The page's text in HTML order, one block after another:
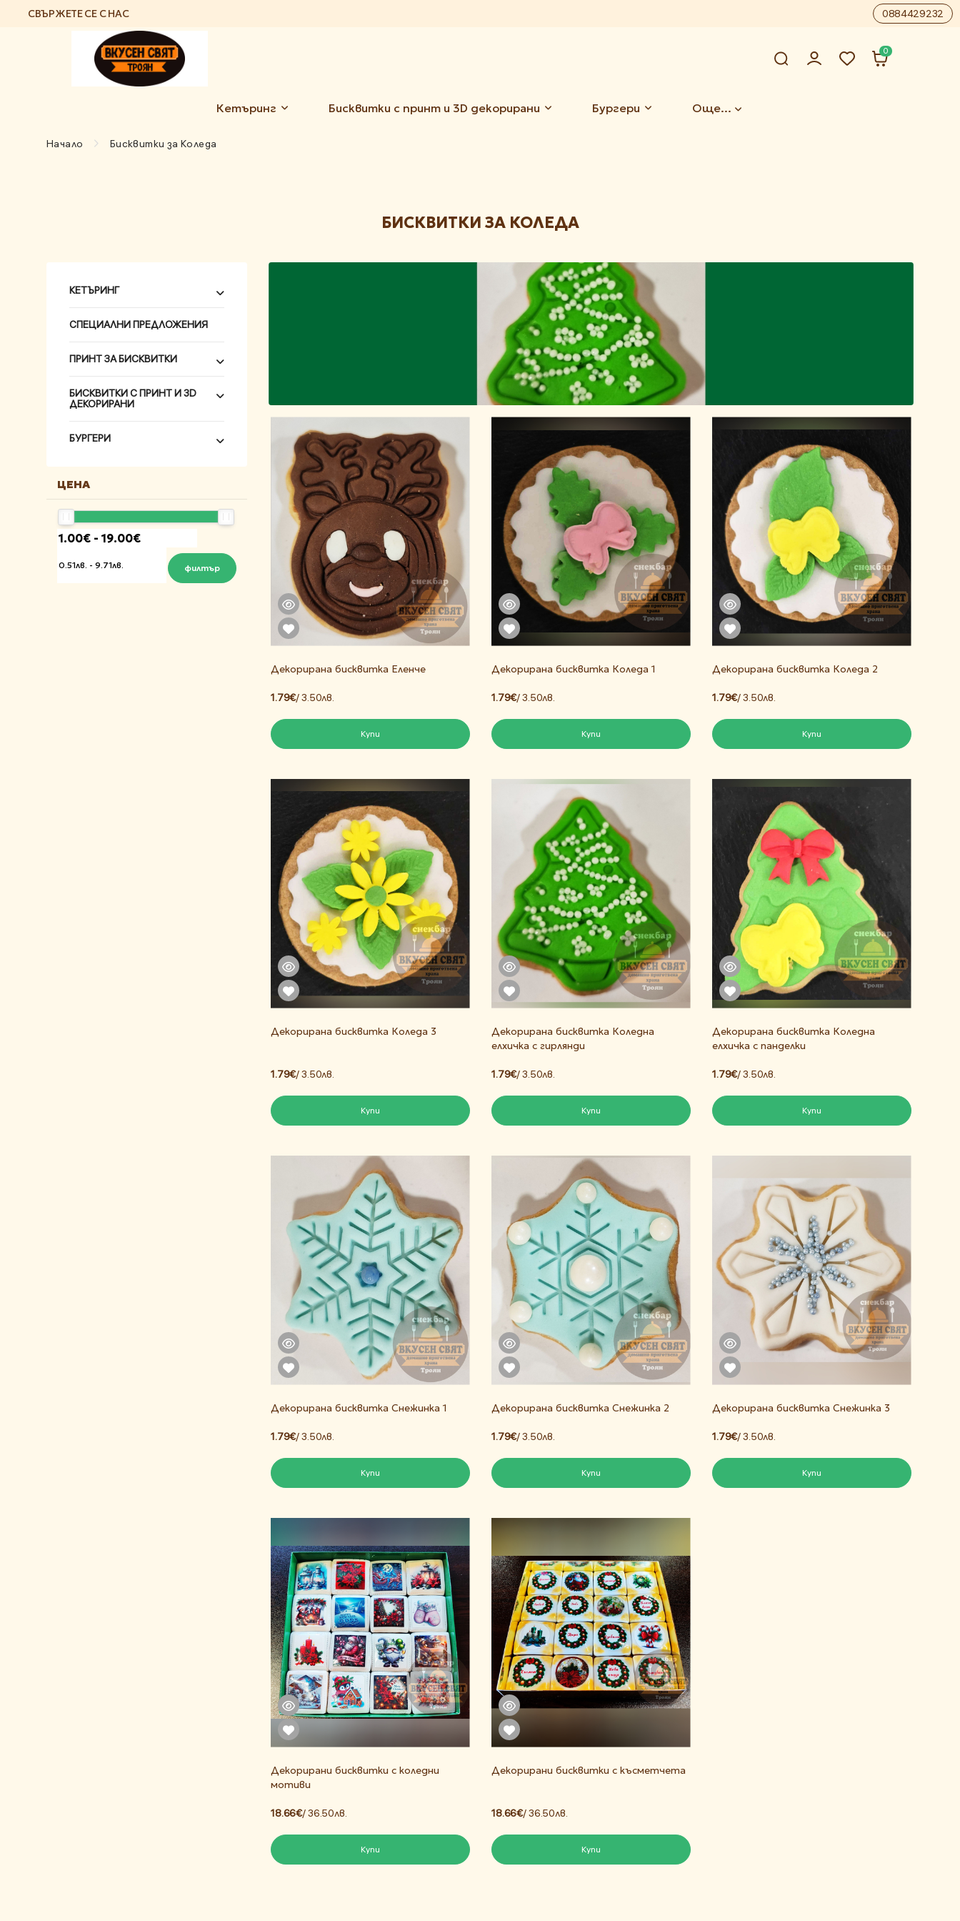
0884429232
СВЪРЖЕТЕ СЕ С НАС
0
Кетъринг Бисквитки с принт и 3D декорирани Бургери Още...
Начало Бисквитки за Коледа
БИСКВИТКИ ЗА КОЛЕДА
КЕТЪРИНГ
СПЕЦИАЛНИ ПРЕДЛОЖЕНИЯ
ПРИНТ ЗА БИСКВИТКИ
БИСКВИТКИ С ПРИНТ И 3D
ДЕКОРИРАНИ
БУРГЕРИ
ЦЕНА
филтър
Декорирана бисквитка Еленче
1.79€/ 3.50лв.
Купи
Декорирана бисквитка Коледа 1
1.79€/ 3.50лв.
Купи
Декорирана бисквитка Коледа 2
1.79€/ 3.50лв.
Купи
Декорирана бисквитка Коледа 3
1.79€/ 3.50лв.
Купи
Декорирана бисквитка Коледна
елхичка с гирлянди
1.79€/ 3.50лв.
Купи
Декорирана бисквитка Коледна
елхичка с панделки
1.79€/ 3.50лв.
Купи
Декорирана бисквитка Снежинка 1
1.79€/ 3.50лв.
Купи
Декорирана бисквитка Снежинка 2
1.79€/ 3.50лв.
Купи
Декорирана бисквитка Снежинка 3
1.79€/ 3.50лв.
Купи
Декорирани бисквитки с коледни
мотиви
18.66€/ 36.50лв.
Купи
Декорирани бисквитки с късметчета
18.66€/ 36.50лв.
Купи